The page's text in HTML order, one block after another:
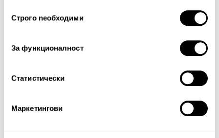
наСтрого nеобходими
За функционалност
Статистически
Маркетингови
Тест за сигурност